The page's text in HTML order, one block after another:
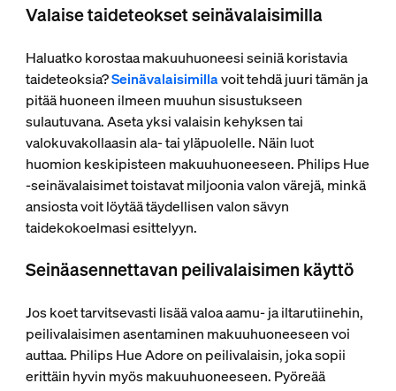
Valaise taideteokset seinävalaisimilla
Haluatko korostaa makuuhuoneesi seiniä koristavia
taideteoksia?Seinävalaisimillavoit tehdä juuri tämän ja
pitää huoneen ilmeen muuhun sisustukseen
sulautuvana. Aseta yksi valaisin kehyksen tai
valokuvakollaasin ala- tai yläpuolelle. Näin luot
huomion keskipisteen makuuhuoneeseen. Philips Hue
‑seinävalaisimet toistavat miljoonia valon värejä, minkä
ansiosta voit löytää täydellisen valon sävyn
taidekokoelmasi esittelyyn.
Seinäasennettavan peilivalaisimen käyttö
Jos koet tarvitsevasti lisää valoa aamu- ja iltarutiinehin,
peilivalaisimen asentaminen makuuhuoneeseen voi
auttaa. Philips Hue Adore on peilivalaisin, joka sopii
erittäin hyvin myös makuuhuoneeseen. Pyöreää